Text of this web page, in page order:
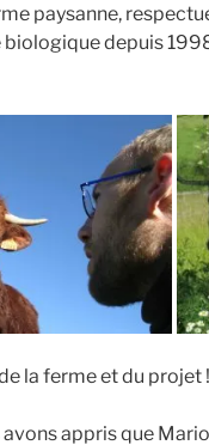
paysanne,
depuis
la ferme et du projet !
appris que